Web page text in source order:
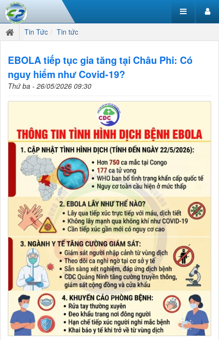
Tin Tức Tin tức
EBOLA tiếp tục gia tăng tại Châu Phi: Có
nguy hiểm như Covid-19?
Thứ ba - 26/05/2026 09:30